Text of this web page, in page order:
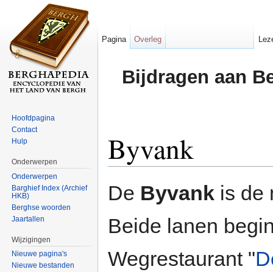
Bijdragen aan
Byvank
De Byvank is de
Beide lanen
Wegrestaurant "
Pagina Overleg
Hoofdpagina
Contact
Hulp
Onderwerpen
Onderwerpen
Barghief Index (Archief
HKB)
Berghse woorden
Jaartallen
Wijzigingen
Nieuwe pagina's
Nieuwe bestanden